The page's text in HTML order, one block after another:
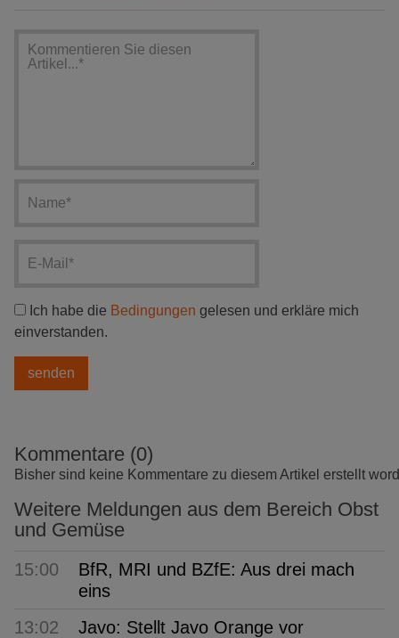
Ich habe die Bedingungen gelesen und erkläre mich
einverstanden.
Kommentare (0)
Bisher sind keine Kommentare zu diesem Artikel erstellt
Weitere Meldungen aus dem Bereich Obst
und Gemüse
15:00
BfR, MRI und BZfE: Aus drei mach
eins
13:02
Javo: Stellt Javo Orange vor